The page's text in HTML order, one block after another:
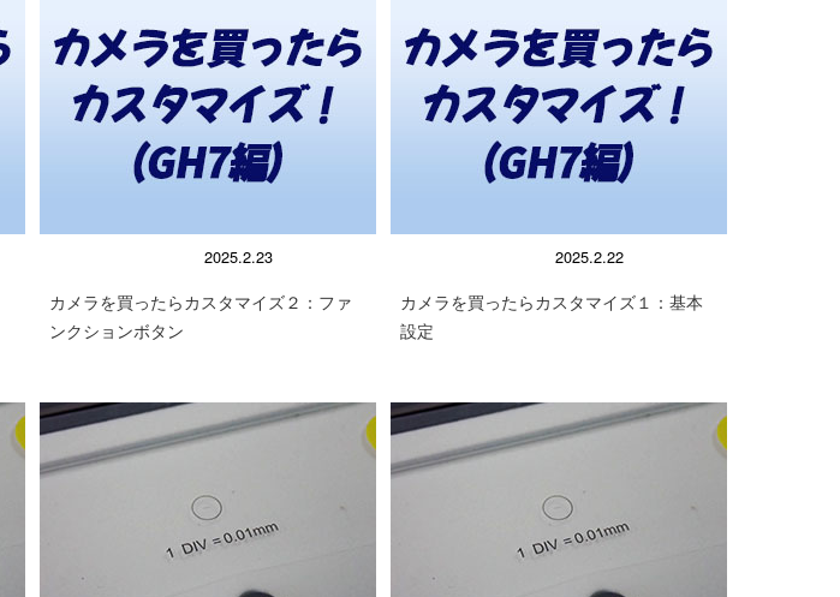
2025.2.23
カメラを買ったらカスタマイズ２：ファ
ンクションボタン
2025.2.22
カメラを買ったらカスタマイズ１：基本
設定